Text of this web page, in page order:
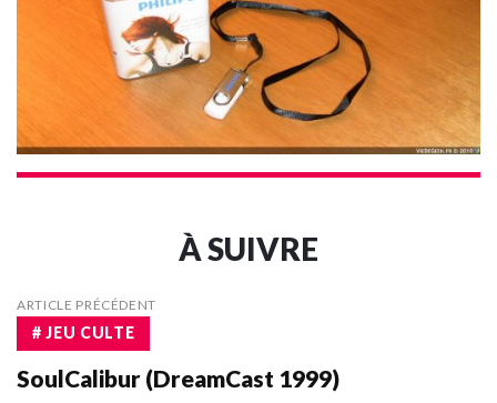
À SUIVRE
ARTICLE PRÉCÉDENT
# JEU CULTE
SoulCalibur (DreamCast 1999)